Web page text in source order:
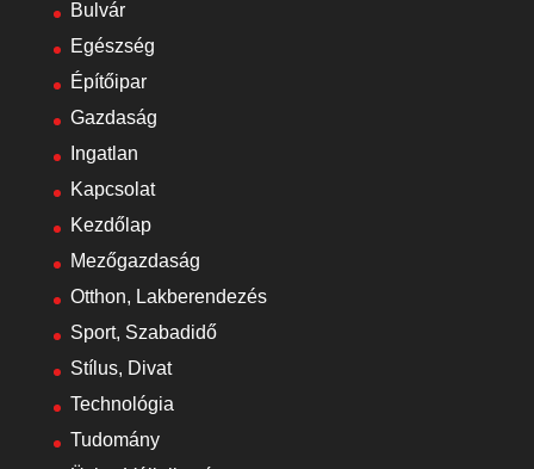
Bulvár
Egészség
Építőipar
Gazdaság
Ingatlan
Kapcsolat
Kezdőlap
Mezőgazdaság
Otthon, Lakberendezés
Sport, Szabadidő
Stílus, Divat
Technológia
Tudomány